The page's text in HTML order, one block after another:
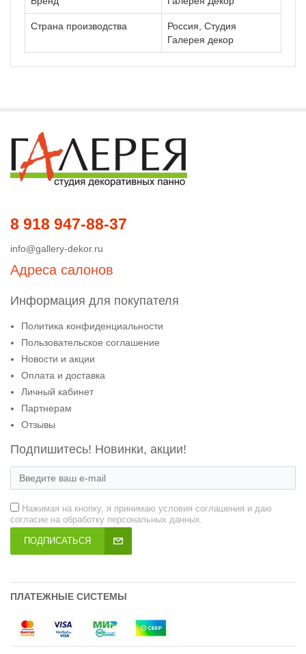
Страна производства
Россия, Студия
Галерея декор
8 918 947-88-37
info@gallery-dekor.ru
Адреса салонов
Информация для покупателя
Политика конфиденциальности
Пользовательское соглашение
Новости и акции
Оплата и доставка
Личный кабинет
Партнерам
Отзывы
Подпишитесь! Новинки, акции!
Нажимая на кнопку, я принимаю условия соглашения и даю
согласие на обработку персональных данных.
ПОДПИСАТЬСЯ
ПЛАТЕЖНЫЕ СИСТЕМЫ